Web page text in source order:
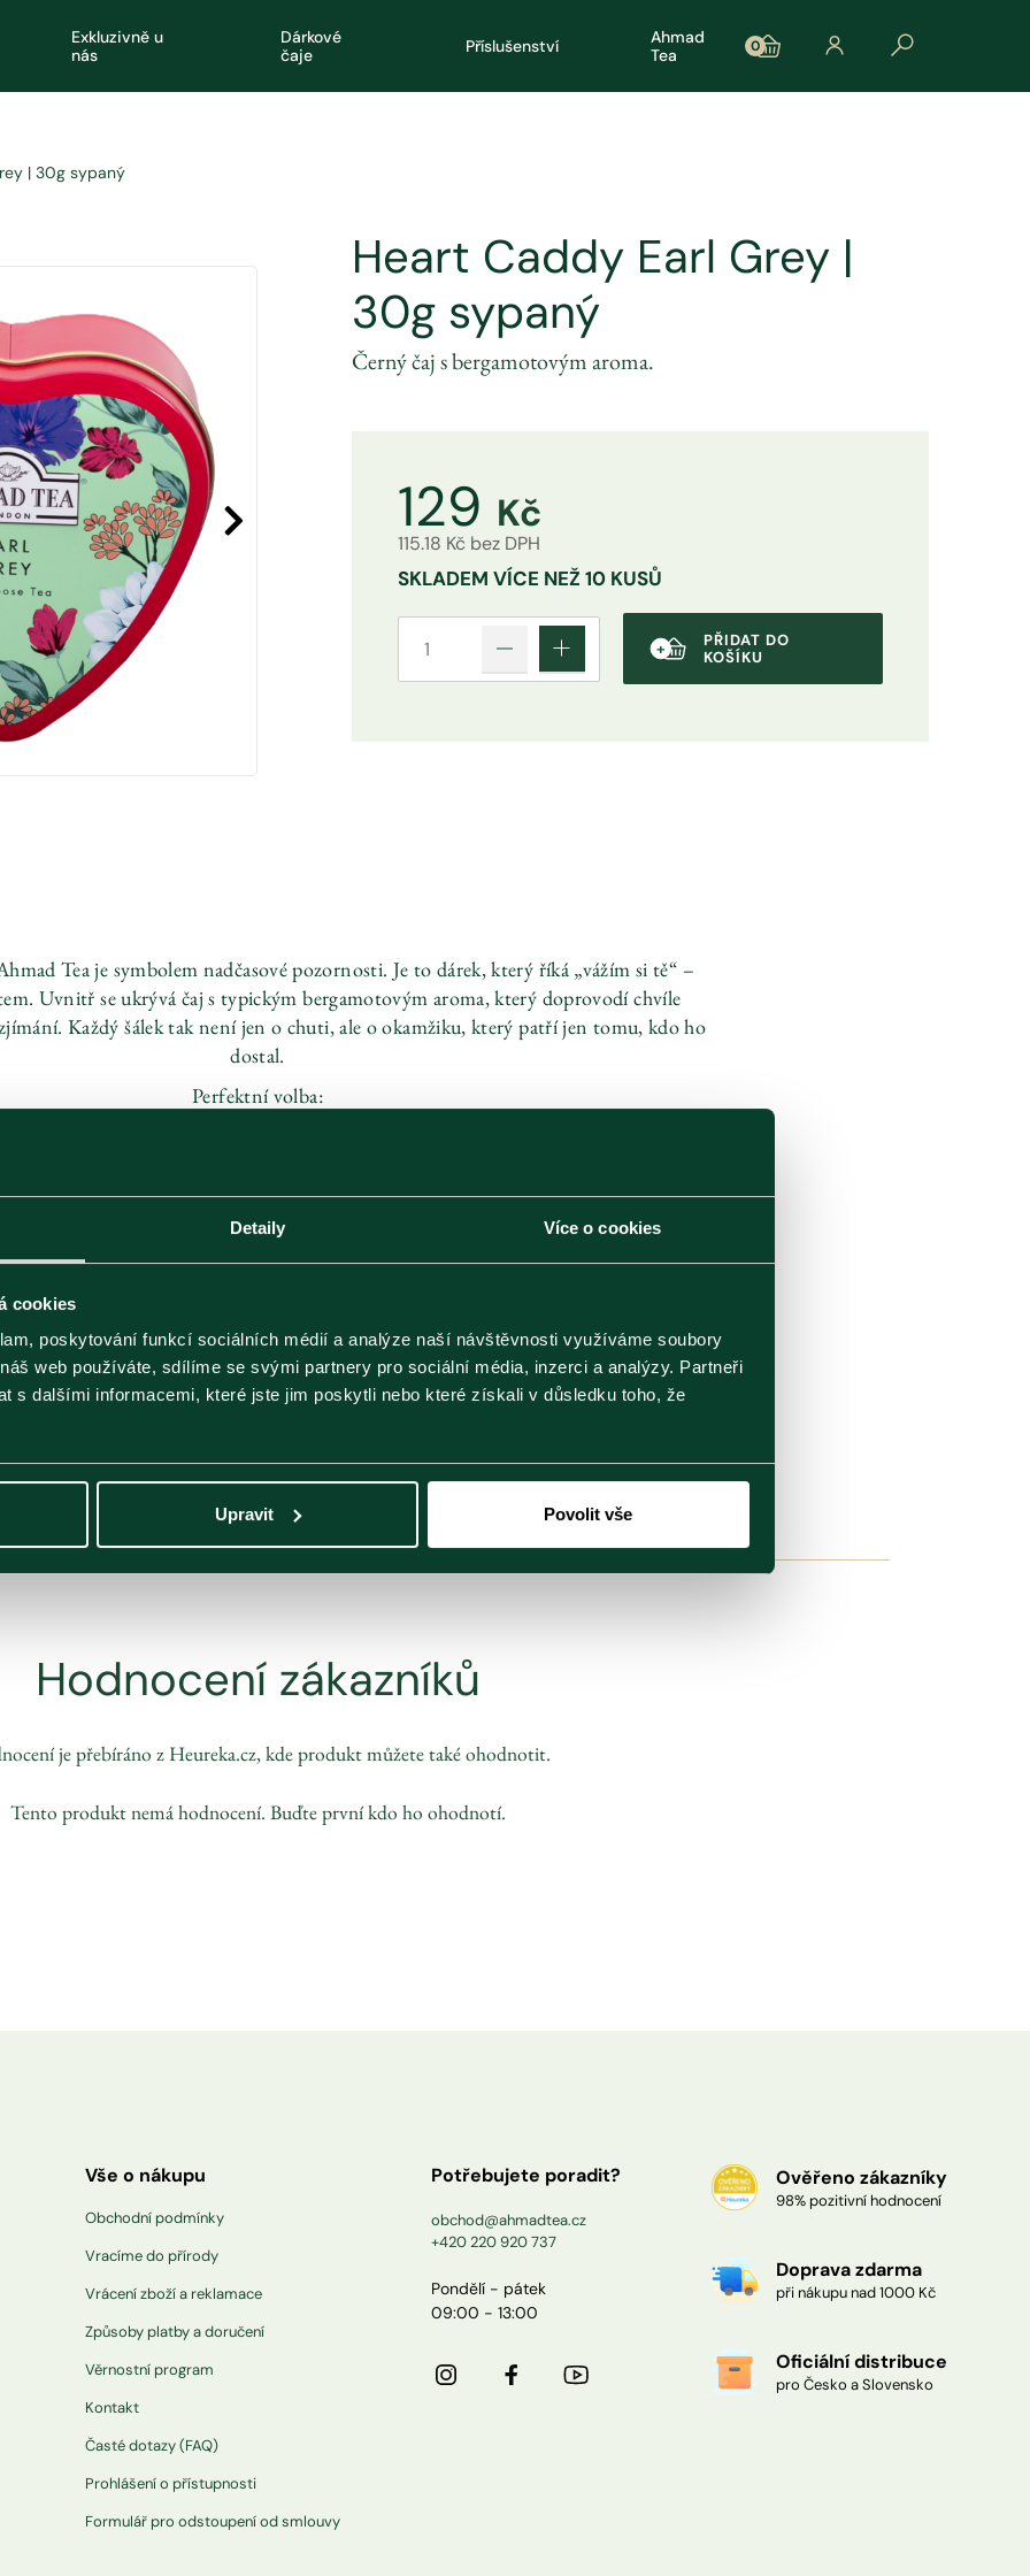
Detaily Více o cookies
cookies
poskytování funkcí sociálních médií a analýze naší návštěvnosti využíváme soubory
web používáte, sdílíme se svými partnery pro sociální média, inzerci a analýzy. Partneři
s dalšími informacemi, které jste jim poskytli nebo které získali v důsledku toho, že
Upravit Povolit vše
Exkluzivně u
nás
Dárkové
čaje
Příslušenství
Ahmad
Tea
0
| 30g sypaný
Heart Caddy Earl Grey |
30g sypaný
Černý čaj s bergamotovým aroma.
129 Kč
115.18 Kč bez DPH
SKLADEM VÍCE NEŽ 10 KUSŮ
PŘIDAT DO
KOŠÍKU
Tea je symbolem nadčasové pozornosti. Je to dárek, který říká „vážím si tě“ –
Uvnitř se ukrývá čaj s typickým bergamotovým aroma, který doprovodí chvíle
Každý šálek tak není jen o chuti, ale o okamžiku, který patří jen tomu, kdo ho
dostal.
Perfektní volba:
- jako elegantní dárek pro paní učitelku
- jako drobnost, která má hlubší význam
srdce, které zahřeje i dlouho poté, co se vypije poslední šálek.
Ean kód
054881029315
Rozměry (Š×V×H)
92 x 50 x 92
Hodnocení zákazníků
je přebíráno z Heureka.cz, kde produkt můžete také ohodnotit.
Tento produkt nemá hodnocení. Buďte první kdo ho ohodnotí.
Vše o nákupu
Obchodní podmínky
Vracíme do přírody
Vrácení zboží a reklamace
Způsoby platby a doručení
Věrnostní program
Kontakt
Časté dotazy (FAQ)
Prohlášení o přístupnosti
Formulář pro odstoupení od smlouvy
Potřebujete poradit?
obchod@ahmadtea.cz
+420 220 920 737
Pondělí - pátek
09:00 - 13:00
Ověřeno zákazníky
98% pozitivní hodnocení
Doprava zdarma
při nákupu nad 1000 Kč
Oficiální distribuce
pro Česko a Slovensko